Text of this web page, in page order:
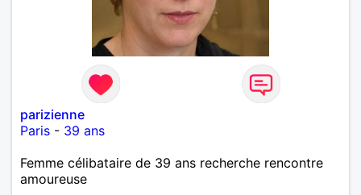
parizienne
Paris - 39 ans
Femme célibataire de 39 ans recherche rencontre
amoureuse